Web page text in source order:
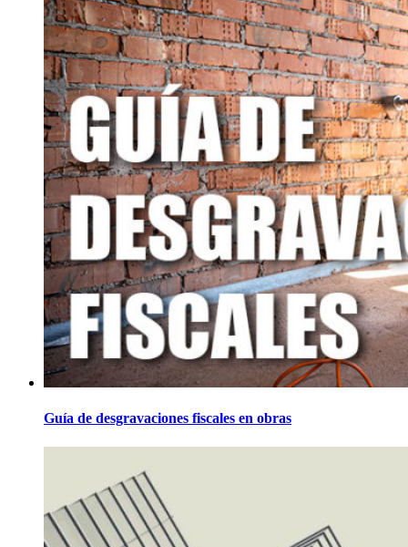
Guía de desgravaciones fiscales en obras